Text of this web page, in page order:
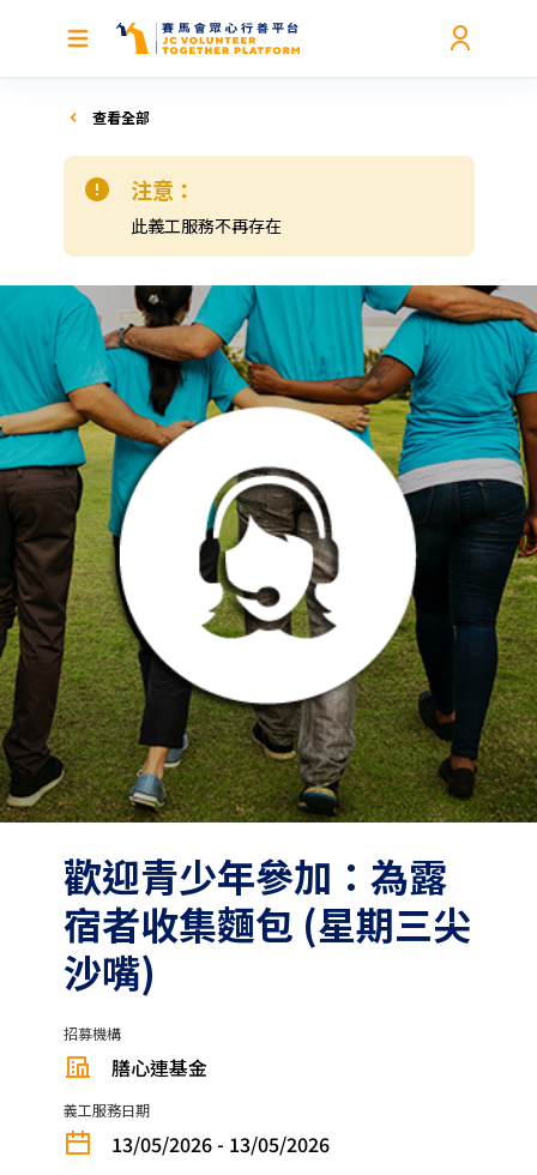
查看全部
注意：
此義工服務不再存在
歡迎青少年參加：為露
宿者收集麵包 (星期三尖
沙嘴)
招募機構
膳心連基金
義工服務日期
13/05/2026 - 13/05/2026